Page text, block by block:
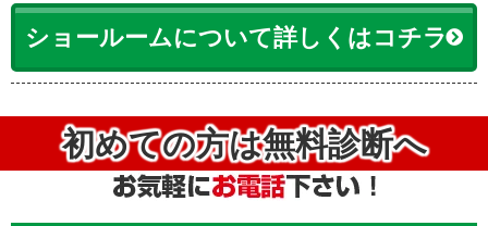
ショールームについて詳しくはコチラ
初めての方は無料診断へ